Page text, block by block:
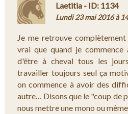
Laetitia - ID: 1134
Lundi 23 mai 2016 à
Je me retrouve
vrai que quand je commence
d'être à cheval tous les
travailler toujours seul ça
on commence à avoir des
autre… Disons que le "coup de
nous mettre une mono ou